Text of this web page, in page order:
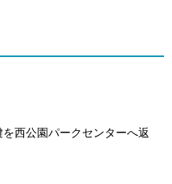
西公園パークセンターへ返